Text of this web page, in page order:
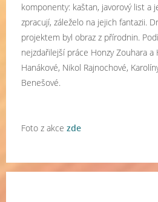
komponenty: kaštan, javorový list a
zpracují, záleželo na jejich fantazii.
projektem byl obraz z přírodnin.
nejzdařilejší práce Honzy Zouhara a
Hanákové, Nikol Rajnochové,
Benešové.
Foto z akce zde